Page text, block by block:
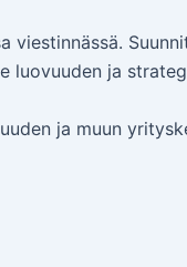
viestinnässä.
luovuuden ja
ja muun